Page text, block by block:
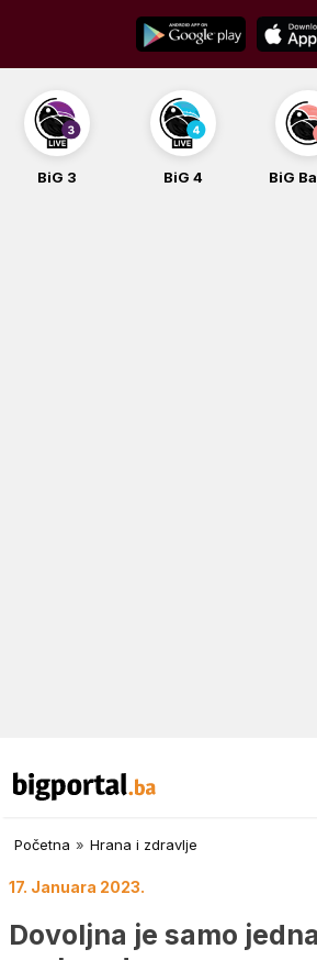
content
BiG Balade
Početna » Hrana i zdravlje
17. Januara 2023.
Dovoljna je samo